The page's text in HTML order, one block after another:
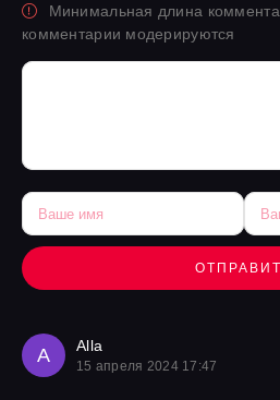
Минимальная длина
комментарии модерируются
A Alla
15 апреля 2024 17:47